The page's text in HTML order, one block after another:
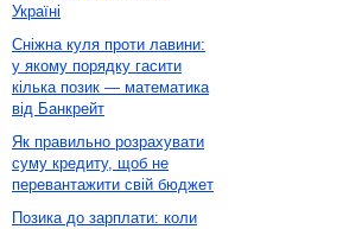
Україні
Сніжна куля проти лавини:
у якому порядку гасити
кілька позик — математика
від Банкрейт
Як правильно розрахувати
суму кредиту, щоб не
перевантажити свій бюджет
Позика до зарплати: коли